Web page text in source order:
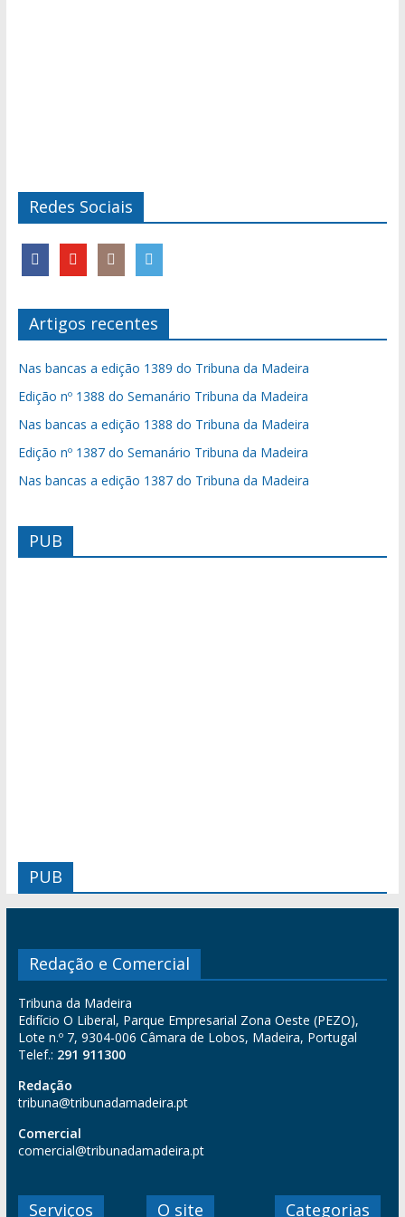
Redes Sociais
Artigos recentes
Nas bancas a edição 1389 do Tribuna da Madeira
Edição nº 1388 do Semanário Tribuna da Madeira
Nas bancas a edição 1388 do Tribuna da Madeira
Edição nº 1387 do Semanário Tribuna da Madeira
Nas bancas a edição 1387 do Tribuna da Madeira
PUB
PUB
Redação e Comercial
Tribuna da Madeira
Edifício O Liberal, Parque Empresarial Zona Oeste (PEZO),
Lote n.º 7, 9304-006 Câmara de Lobos, Madeira, Portugal
Telef.: 291 911300
Redação
tribuna@tribunadamadeira.pt
Comercial
comercial@tribunadamadeira.pt
Serviços O site Categorias